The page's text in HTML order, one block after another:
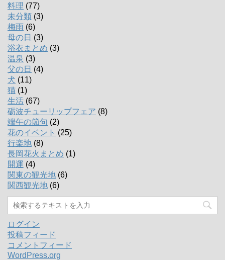
料理 (77)
未分類 (3)
梅雨 (6)
母の日 (3)
浴衣まとめ (3)
温泉 (3)
父の日 (4)
犬 (11)
猫 (1)
生活 (67)
砺波チューリップフェア (8)
端午の節句 (2)
花のイベント (25)
行楽地 (8)
長岡花火まとめ (1)
開運 (4)
関東の観光地 (6)
関西観光地 (6)
ログイン
投稿フィード
コメントフィード
WordPress.org